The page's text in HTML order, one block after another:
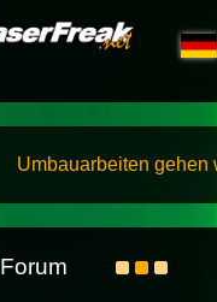
Umbauarbeiten gehen
Forum